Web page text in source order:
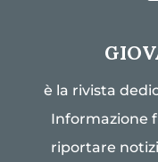
è la rivista
Informazione
riportare